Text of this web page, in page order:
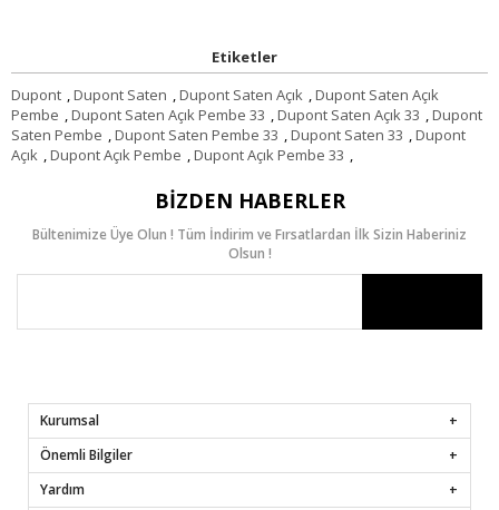
Etiketler
Dupont ,Dupont Saten ,Dupont Saten Açık ,Dupont Saten Açık
Pembe ,Dupont Saten Açık Pembe 33 ,Dupont Saten Açık 33 ,Dupont
Saten Pembe ,Dupont Saten Pembe 33 ,Dupont Saten 33 ,Dupont
Açık ,Dupont Açık Pembe ,Dupont Açık Pembe 33 ,
BIZDEN HABERLER
Bültenimize Üye Olun ! Tüm İndirim ve Fırsatlardan İlk Sizin Haberiniz
Olsun !
Kurumsal
Önemli Bilgiler
Yardım